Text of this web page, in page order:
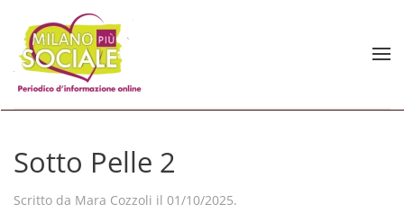
Skip to main content
Sotto Pelle 2
Scritto da Mara Cozzoli il 01/10/2025.